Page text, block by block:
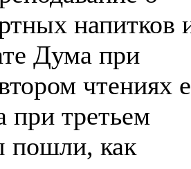
напитков
Дума при
чтениях
при третьем
пошли, как